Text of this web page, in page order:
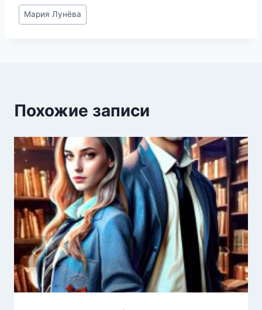
Метки
записи:
Мария Лунёва
Похожие записи